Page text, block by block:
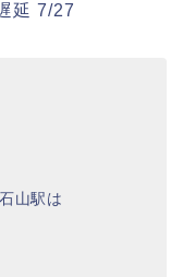
延 7/27
山駅は